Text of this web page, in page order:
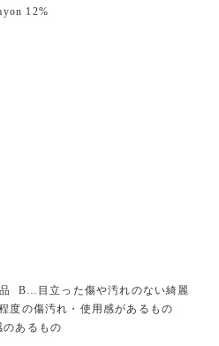
12%
B…目立った傷や汚れのない綺麗
度の傷汚れ・使用感があるもの
あるもの